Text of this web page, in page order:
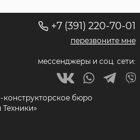
бюро
+7 (391) 220-70-01
перезвоните мне
мессенджеры и соц. сети: